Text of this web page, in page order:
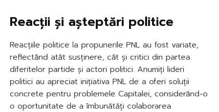
Reacții și așteptări politice
Reacțiile politice la propunerile PNL au fost variate,
reflectând atât susținere, cât și critici din partea
diferitelor partide și actori politici. Anumiți lideri
politici au apreciat inițiativa PNL de a oferi soluții
concrete pentru problemele Capitalei, considerând-o
o oportunitate de a îmbunătăți colaborarea